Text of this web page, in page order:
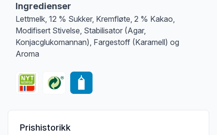
Ingredienser
Lettmelk, 12 % Sukker, Kremfløte, 2 % Kakao,
Modifisert Stivelse, Stabilisator (Agar,
Konjacglukomannan), Fargestoff (Karamell) og
Aroma
Prishistorikk